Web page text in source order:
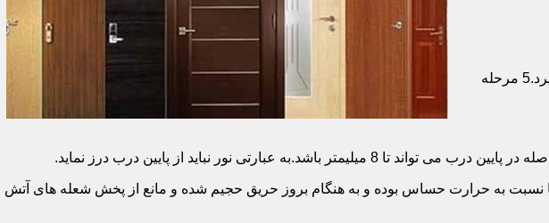
برای حصول اطمینان از عملکرد دربهای ضد حریق مطابق با دسته بندی و مقاومت آن ها،باید تست روی آن انجام گیرد.5 مرحله
نسبت به حرارت حساس بوده و به هنگام بروز حریق حجیم شده و مانع از پخش شعله های آتش